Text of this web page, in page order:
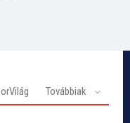
Továbbiak